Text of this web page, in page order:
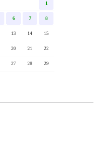
1
6 7 8
13 14 15
20 21 22
27 28 29